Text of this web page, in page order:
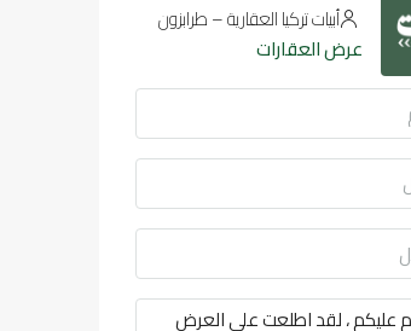
أبيات تركيا العقارية – طرابزون
عرض العقارات